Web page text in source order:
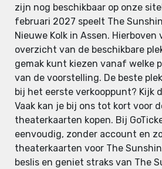
zijn nog beschikbaar op onze
februari 2027 speelt The
Nieuwe Kolk in Assen. Hierboven
overzicht van de beschikbare
gemak kunt kiezen vanaf welke
van de voorstelling. De beste
bij het eerste verkooppunt? Kijk
Vaak kan je bij ons tot kort voor
theaterkaarten kopen. Bij
eenvoudig, zonder account en
theaterkaarten voor The
beslis en geniet straks van The